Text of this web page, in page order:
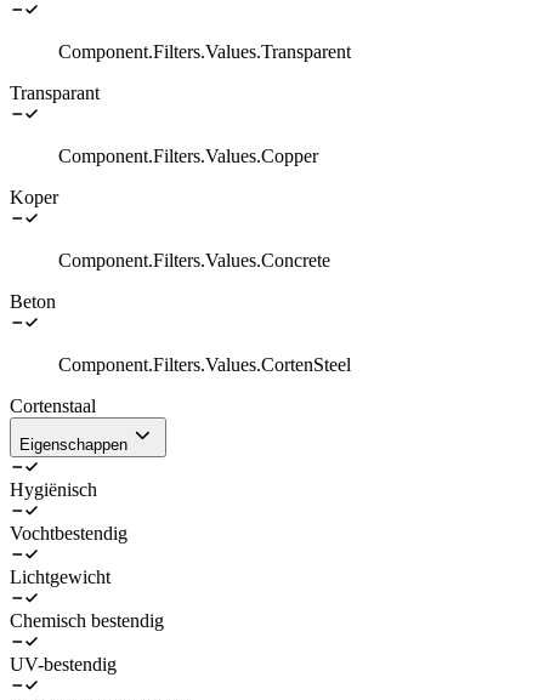
Component.Filters.Values.Transparent
Transparant
Component.Filters.Values.Copper
Koper
Component.Filters.Values.Concrete
Beton
Component.Filters.Values.CortenSteel
Cortenstaal
Eigenschappen
Hygiënisch
Vochtbestendig
Lichtgewicht
Chemisch bestendig
UV-bestendig